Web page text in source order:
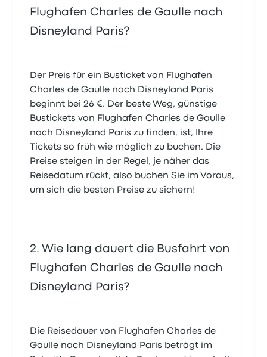
Flughafen Charles de Gaulle nach
Disneyland Paris?
Der Preis für ein Busticket von Flughafen
Charles de Gaulle nach Disneyland Paris
beginnt bei 26 €. Der beste Weg, günstige
Bustickets von Flughafen Charles de Gaulle
nach Disneyland Paris zu finden, ist, Ihre
Tickets so früh wie möglich zu buchen. Die
Preise steigen in der Regel, je näher das
Reisedatum rückt, also buchen Sie im Voraus,
um sich die besten Preise zu sichern!
Wie lang dauert die Busfahrt von
Flughafen Charles de Gaulle nach
Disneyland Paris?
Die Reisedauer von Flughafen Charles de
Gaulle nach Disneyland Paris beträgt im